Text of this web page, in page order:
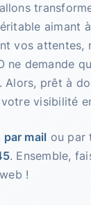
aimant
vos attentes,
ne demande
Alors, prêt à
visibilité
mail ou par
. Ensemble,
!